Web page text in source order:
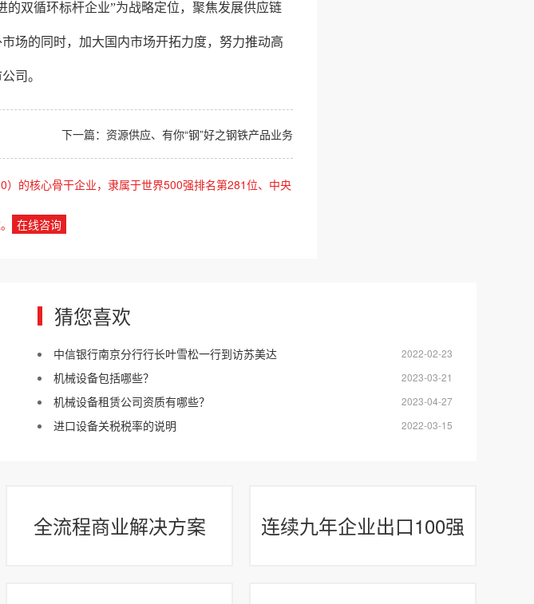
双循环标杆企业”为战略定位，聚焦发展供应链
场的同时，加大国内市场开拓力度，努力推动高
司。
下一篇： 资源供应、有你“钢”好之钢铁产品业务
的核心骨干企业，隶属于世界500强排名第281位、中央
在线咨询
猜您喜欢
2022-02-23
中信银行南京分行行长叶雪松一行到访苏美达
2023-03-21
机械设备包括哪些？
2023-04-27
机械设备租赁公司资质有哪些？
2022-03-15
进口设备关税税率的说明
全流程商业解决方案 连续九年企业出口100强